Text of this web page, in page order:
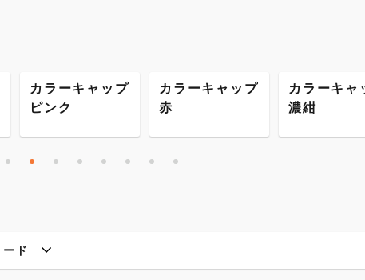
カラーキャップ
ピンク
カラーキャップ
赤
カラーキャ
濃紺
ド